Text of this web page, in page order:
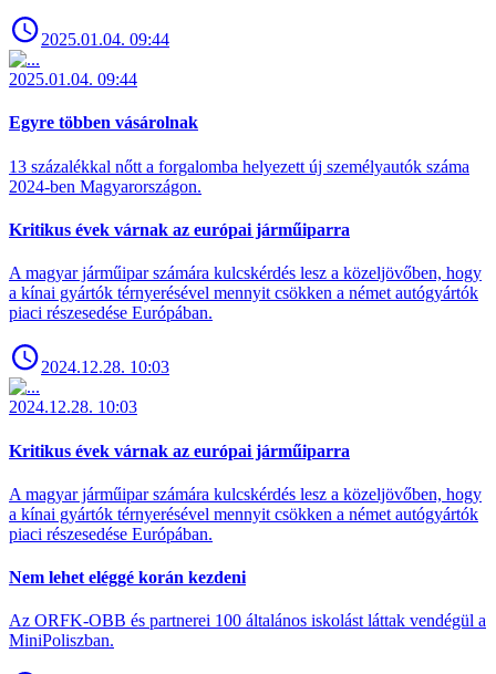
2025.01.04. 09:44
2025.01.04. 09:44
Egyre többen vásárolnak
13 százalékkal nőtt a forgalomba helyezett új személyautók száma
2024-ben Magyarországon.
Kritikus évek várnak az európai járműiparra
A magyar járműipar számára kulcskérdés lesz a közeljövőben, hogy
a kínai gyártók térnyerésével mennyit csökken a német autógyártók
piaci részesedése Európában.
2024.12.28. 10:03
2024.12.28. 10:03
Kritikus évek várnak az európai járműiparra
A magyar járműipar számára kulcskérdés lesz a közeljövőben, hogy
a kínai gyártók térnyerésével mennyit csökken a német autógyártók
piaci részesedése Európában.
Nem lehet eléggé korán kezdeni
Az ORFK-OBB és partnerei 100 általános iskolást láttak vendégül a
MiniPoliszban.